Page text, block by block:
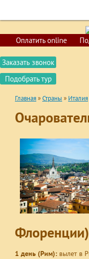
Оплатить online
Заказать звонок
Подобрать тур
Главная»Страны » Италия
Флоренции)
1 день (Рим): вылет в